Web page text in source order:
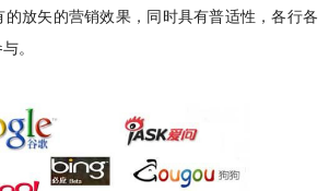
的放矢的营销效果，同时具有普适性，各行各
。